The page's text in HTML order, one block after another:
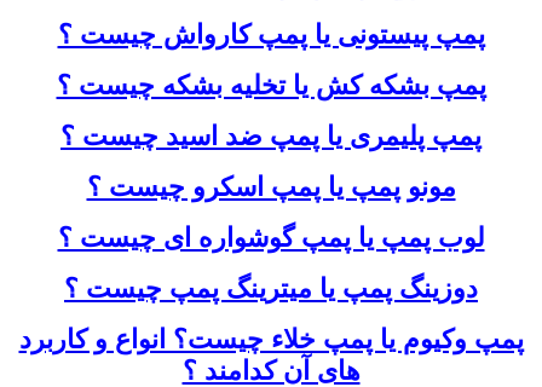
پمپ پیستونی یا پمپ کارواش چیست ؟
پمپ بشکه کش یا تخلیه بشکه چیست ؟
پمپ پلیمری یا پمپ ضد اسید چیست ؟
مونو پمپ یا پمپ اسکرو چیست ؟
لوب پمپ یا پمپ گوشواره ای چیست ؟
دوزینگ پمپ یا میترینگ پمپ چیست ؟
پمپ وکیوم یا پمپ خلاء چیست؟ انواع و کاربرد
های آن کدامند ؟